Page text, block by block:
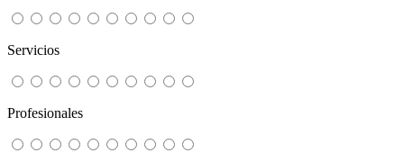
Servicios
Profesionales